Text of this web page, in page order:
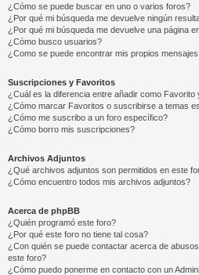
¿Cómo se puede buscar en uno o varios foros?
¿Por qué mi búsqueda me devuelve ningún
¿Por qué mi búsqueda me devuelve una página
¿Cómo busco usuarios?
¿Como se puede encontrar mis propios
Suscripciones y Favoritos
¿Cuál es la diferencia entre añadir como
¿Cómo marcar Favoritos o suscribirse a temas
¿Cómo me suscribo a un foro específico?
¿Cómo borro mis suscripciones?
Archivos Adjuntos
¿Qué archivos adjuntos son permitidos en este
¿Cómo encuentro todos mis archivos adjuntos?
Acerca de phpBB
¿Quién programó este foro?
¿Por qué este foro no tiene tal cosa?
¿Con quién se puede contactar acerca de
este foro?
¿Cómo puedo ponerme en contacto con un